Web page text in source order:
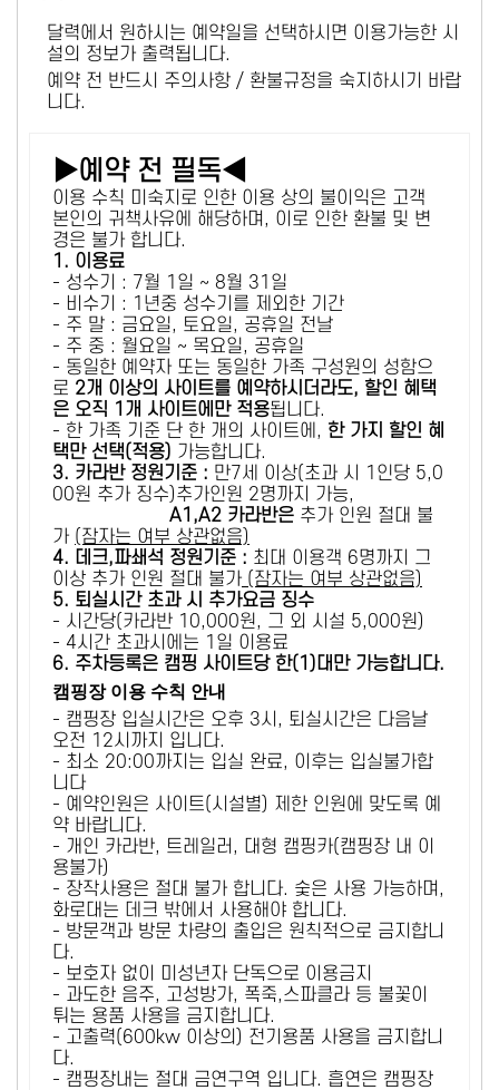
달력에서 원하시는 예약일을 선택하시면 이용가능한 시
설의 정보가 출력됩니다.
예약 전 반드시 주의사항 / 환불규정을 숙지하시기 바랍
니다.
▶예약 전 필독◀
이용 수칙 미숙지로 인한 이용 상의 불이익은 고객
본인의 귀책사유에 해당하며, 이로 인한 환불 및 변
경은 불가 합니다.
1. 이용료
- 성수기 : 7월 1일 ~ 8월 31일
- 비수기 : 1년중 성수기를 제외한 기간
- 주 말 : 금요일, 토요일, 공휴일 전날
- 주 중 : 월요일 ~ 목요일, 공휴일
- 동일한 예약자 또는 동일한 가족 구성원의 성함으
로 2개 이상의 사이트를 예약하시더라도, 할인 혜택
은 오직 1개 사이트에만 적용됩니다.
- 한 가족 기준 단 한 개의 사이트에, 한 가지 할인 혜
택만 선택(적용) 가능합니다.
3. 카라반 정원기준 : 만7세 이상(초과 시 1인당 5,0
00원 추가 징수)추가인원 2명까지 가능,
A1,A2 카라반은 추가 인원 절대 불
가 (잠자는 여부 상관없음)
4. 데크,파쇄석 정원기준 : ​최대 이용객 6명까지 그
이상 추가 인원 절대 불가 (잠자는 여부 상관없음)
5. 퇴실시간 초과 시 추가요금 징수
- 시간당(카라반 10,000원, 그 외 시설 5,000원)
- 4시간 초과시에는 1일 이용료
6. 주차등록은 캠핑 사이트당 한(1)대만 가능합니다.
캠핑장 이용 수칙 안내
- 캠핑장 입실시간은 오후 3시, 퇴실시간은 다음날
오전 12시까지 입니다.
- 최소 20:00까지는 입실 완료, 이후는 입실불가합
니다
- 예약인원은 사이트(시설별) 제한 인원에 맞도록 예
약 바랍니다.
- 개인 카라반, 트레일러, 대형 캠핑카(캠핑장 내 이
용불가)
- 장작사용은 절대 불가 합니다. 숯은 사용 가능하며,
화로대는 데크 밖에서 사용해야 합니다.
- 방문객과 방문 차량의 출입은 원칙적으로 금지합니
다.
- 보호자 없이 미성년자 단독으로 이용금지
- 과도한 음주, 고성방가, 폭죽,스파클라 등 불꽃이
튀는 용품 사용을 금지합니다.
- 고출력(600kw 이상의) 전기용품 사용을 금지합니
다.
- 캠핑장내는 절대 금연구역 입니다. 흡연은 캠핑장